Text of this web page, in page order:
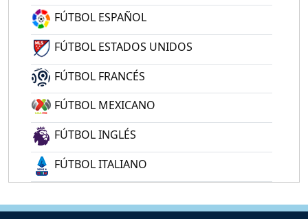
FÚTBOL ESPAÑOL
FÚTBOL ESTADOS UNIDOS
FÚTBOL FRANCÉS
FÚTBOL MEXICANO
FÚTBOL INGLÉS
FÚTBOL ITALIANO